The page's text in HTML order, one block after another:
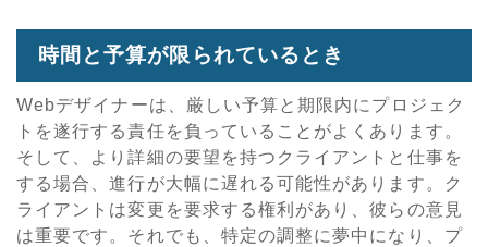
時間と予算が限られているとき
Webデザイナーは、厳しい予算と期限内にプロジェク
トを遂行する責任を負っていることがよくあります。
そして、より詳細の要望を持つクライアントと仕事を
する場合、進行が大幅に遅れる可能性があります。ク
ライアントは変更を要求する権利があり、彼らの意見
は重要です。それでも、特定の調整に夢中になり、プ